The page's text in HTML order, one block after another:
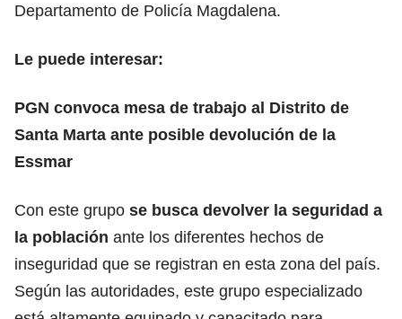
Departamento de Policía Magdalena.
Le puede interesar:
PGN convoca mesa de trabajo al Distrito de
Santa Marta ante posible devolución de la
Essmar
Con este grupo se busca devolver la seguridad a
la población ante los diferentes hechos de
inseguridad que se registran en esta zona del país.
Según las autoridades, este grupo especializado